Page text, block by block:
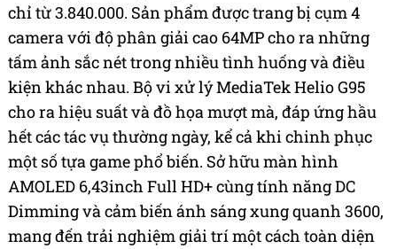
chỉ từ 3.840.000. Sản phẩm được trang bị cụm 4
camera với độ phân giải cao 64MP cho ra những
tấm ảnh sắc nét trong nhiều tình huống và điều
kiện khác nhau. Bộ vi xử lý MediaTek Helio G95
cho ra hiệu suất và đồ họa mượt mà, đáp ứng hầu
hết các tác vụ thường ngày, kể cả khi chinh phục
một số tựa game phổ biến. Sở hữu màn hình
AMOLED 6,43inch Full HD+ cùng tính năng DC
Dimming và cảm biến ánh sáng xung quanh 3600,
mang đến trải nghiệm giải trí một cách toàn diện